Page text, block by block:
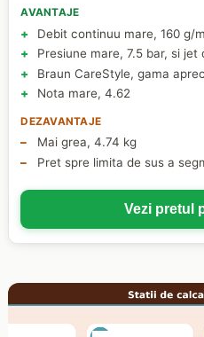
AVANTAJE
Debit continuu mare, 160 g/
Presiune mare, 7.5 bar, si jet
Braun CareStyle, gama
Nota mare, 4.62
DEZAVANTAJE
Mai grea, 4.74 kg
Pret spre limita de sus a
Vezi pretul